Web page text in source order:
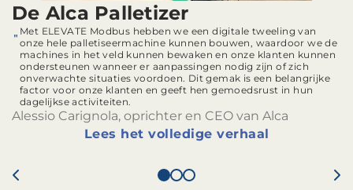
De Alca Palletizer
Met ELEVATE Modbus hebben we een digitale tweeling van
onze hele palletiseermachine kunnen bouwen, waardoor we de
machines in het veld kunnen bewaken en onze klanten kunnen
ondersteunen wanneer er aanpassingen nodig zijn of zich
onverwachte situaties voordoen. Dit gemak is een belangrijke
factor voor onze klanten en geeft hen gemoedsrust in hun
dagelijkse activiteiten.
Alessio Carignola, oprichter en CEO van Alca
Lees het volledige verhaal